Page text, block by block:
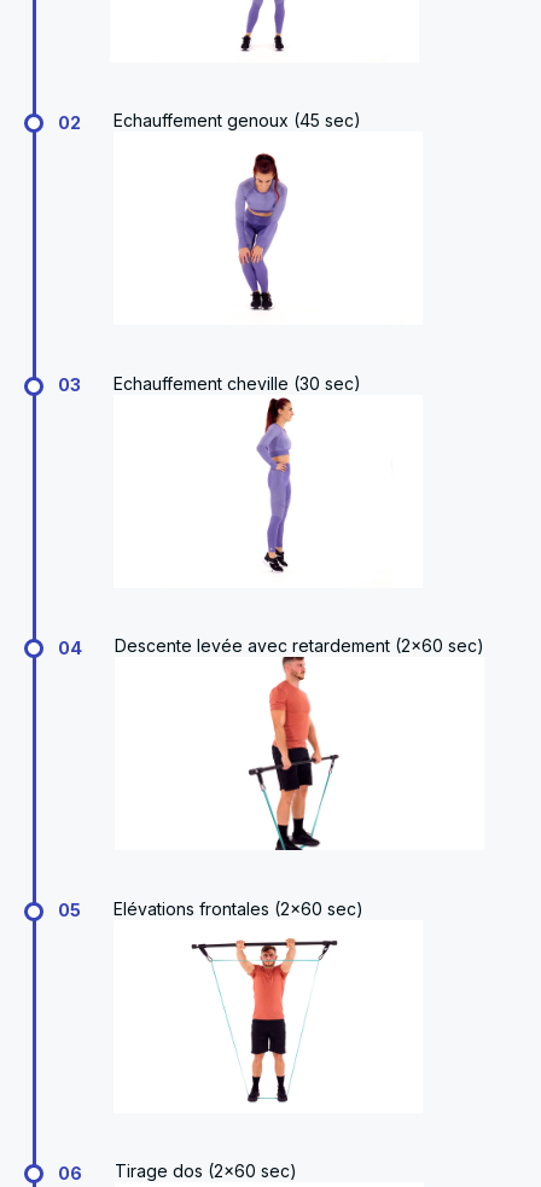
02 Echauffement genoux (45 sec)
03 Echauffement cheville (30 sec)
04 Descente levée avec retardement (2x60 sec)
05 Elévations frontales (2x60 sec)
06 Tirage dos (2x60 sec)